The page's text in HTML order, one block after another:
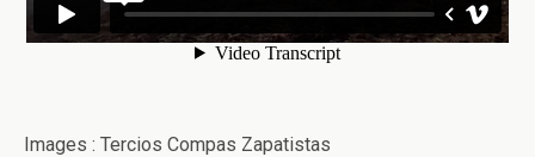
Images : Tercios Compas Zapatistas